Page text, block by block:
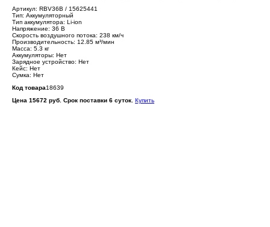
Артикул: RBV36B / 15625441
Тип: Аккумуляторный
Тип аккумулятора: Li-ion
Напряжение: 36 В
Скорость воздушного потока: 238 км/ч
Производительность: 12.85 м³/мин
Масса: 5.3 кг
Аккумуляторы: Нет
Зарядное устройство: Нет
Кейс: Нет
Сумка: Нет
Код товара18639
Цена 15672 руб. Срок поставки 6 суток. Купить